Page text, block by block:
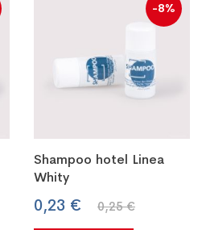
Shampoo hotel Linea
Whity
0,23 € 0,25 €
-8%